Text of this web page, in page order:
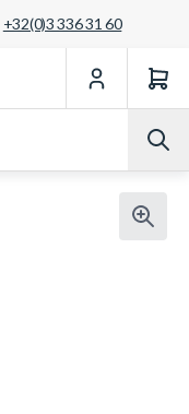
+32(0)3 336 31 60